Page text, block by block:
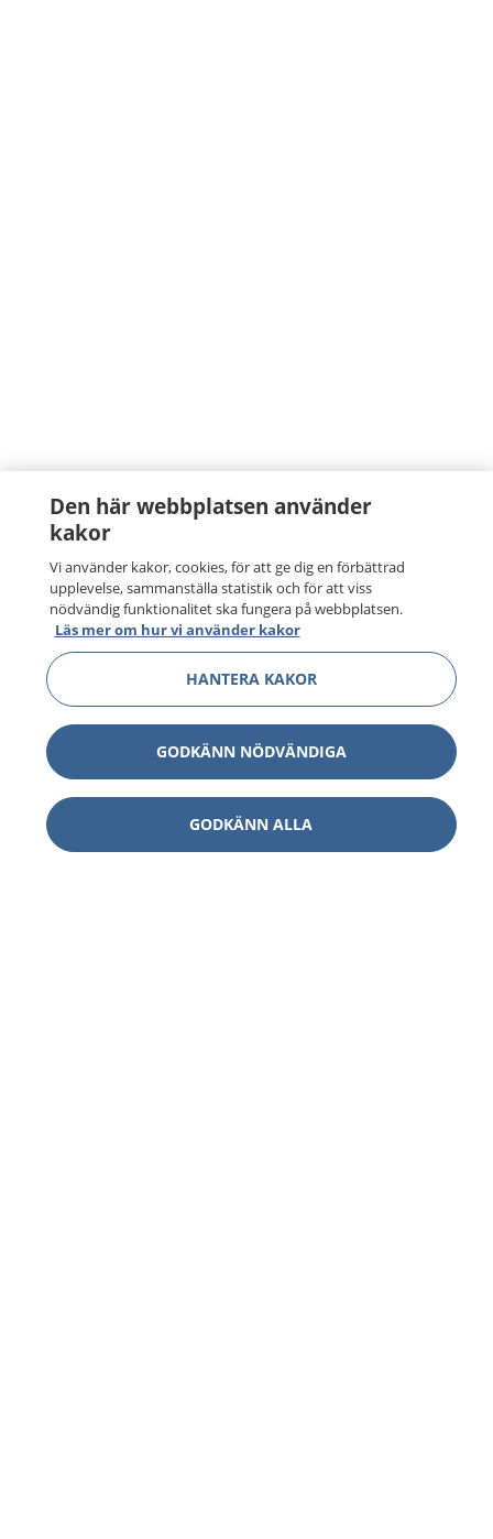
Den här webbplatsen använder
kakor
Vi använder kakor, cookies, för att ge dig en förbättrad
upplevelse, sammanställa statistik och för att viss
nödvändig funktionalitet ska fungera på webbplatsen.
Läs mer om hur vi använder kakor
HANTERA KAKOR
GODKÄNN NÖDVÄNDIGA
GODKÄNN ALLA